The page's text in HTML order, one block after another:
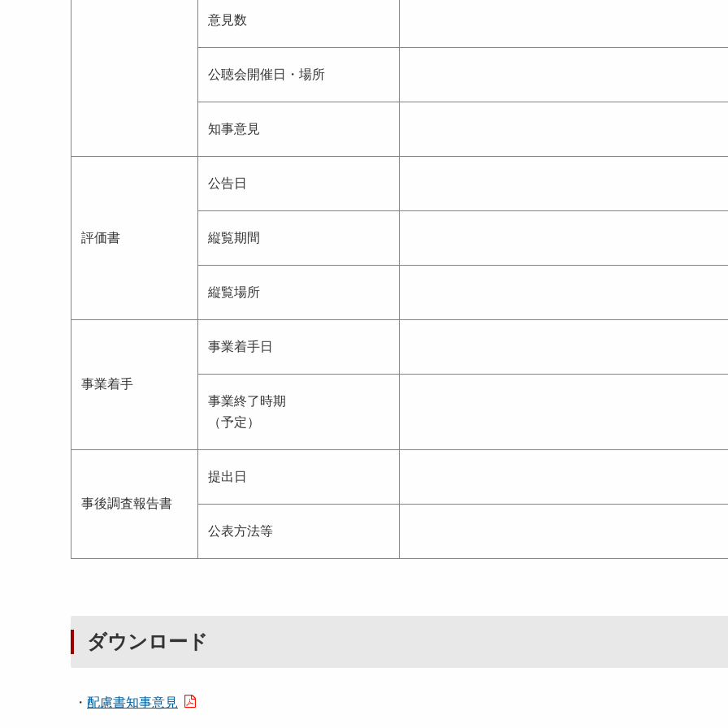
意見数
公聴会開催日・場所
知事意見
評価書
公告日
縦覧期間
縦覧場所
事業着手
事業着手日
事業終了時期
（予定）
事後調査報告書
提出日
公表方法等
ダウンロード
・ 配慮書知事意見